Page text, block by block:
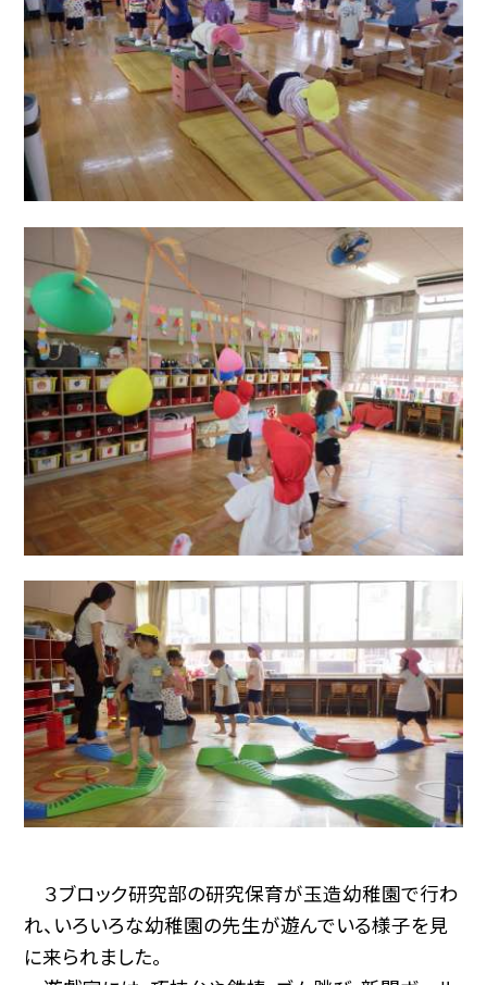
３ブロック研究部の研究保育が玉造幼稚園で行わ
れ、いろいろな幼稚園の先生が遊んでいる様子を見
に来られました。